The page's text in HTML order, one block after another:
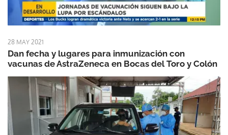
28 MAY 2021
Dan fecha y lugares para inmunización con
vacunas de AstraZeneca en Bocas del Toro y Colón